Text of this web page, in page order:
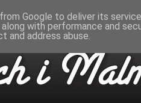
Google to deliver its
with performance and
and address abuse.